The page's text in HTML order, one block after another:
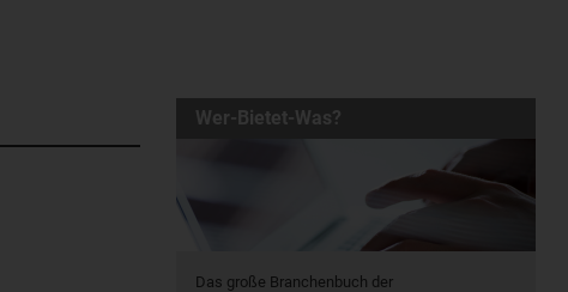
Wer-Bietet-Was?
Das große Branchenbuch der